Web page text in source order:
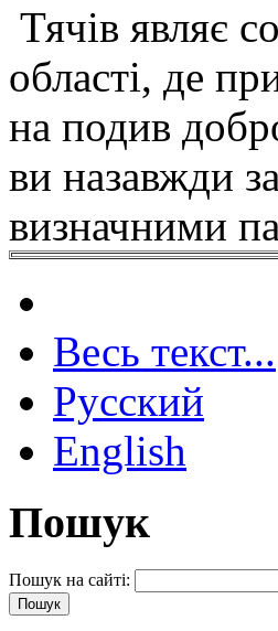
Тячів являє
області, де
на подив
ви назавжди
визначними
Весь текст...
Русский
English
Пошук
Пошук на сайті: